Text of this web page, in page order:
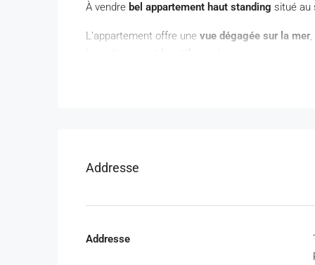
À vendre bel appartement haut standing situé au
L’appartement offre une vue dégagée sur la mer
Salon lumineux avec accès terrasse
Addresse
Addresse